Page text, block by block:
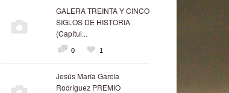
GALERA TREINTA Y CINCO
SIGLOS DE HISTORIA
(Capítul...
0 1
Jesús María García
Rodríguez PREMIO